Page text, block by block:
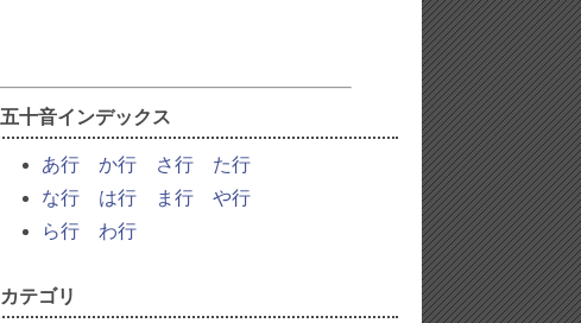
五十音インデックス
あ行 か行 さ行
た行
な行
は行 ま行
や行
ら行
わ行
カテゴリ